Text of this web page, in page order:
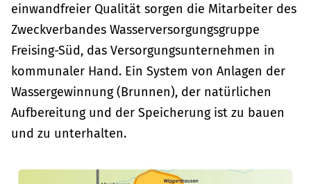
einwandfreier Qualität sorgen die Mitarbeiter des
Zweckverbandes Wasserversorgungsgruppe
Freising-Süd, das Versorgungsunternehmen in
kommunaler Hand. Ein System von Anlagen der
Wassergewinnung (Brunnen), der natürlichen
Aufbereitung und der Speicherung ist zu bauen
und zu unterhalten.